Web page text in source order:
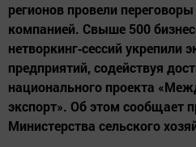
регионов провели
компанией. Свыше 500
нетворкинг‑сессий укрепили
предприятий, содействуя
национального проекта
экспорт». Об этом сообщает
Министерства сельского